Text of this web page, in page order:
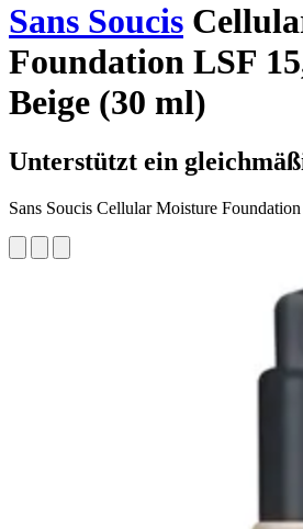
Sans Soucis
Foundation LSF
Beige (30 ml)
Unterstützt ein
Sans Soucis Cellular Moisture